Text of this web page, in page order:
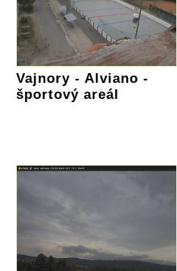
Vajnory - Alviano -
športový areál